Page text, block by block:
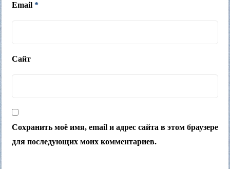
Email *
Сайт
Сохранить моё имя, email и адрес сайта в этом браузере
для последующих моих комментариев.